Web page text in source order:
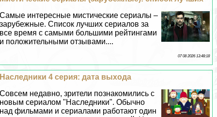
Самые интересные мистические сериалы –
зарубежные. Список лучших сериалов за
все время с самыми большими рейтингами
и положительными отзывами....
07 08 2026 13:48:18
Наследники 4 серия: дата выхода
Совсем недавно, зрители познакомились с
новым сериалом "Наследники". Обычно
над фильмами и сериалами работают один